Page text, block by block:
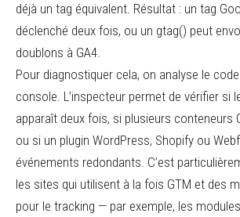
déjà un tag équivalent. Résultat : un tag
déclenché deux fois, ou un gtag() peut
doublons à GA4.
Pour diagnostiquer cela, on analyse le
console. L’inspecteur permet de vérifier si
apparaît deux fois, si plusieurs conteneurs
ou si un plugin WordPress, Shopify ou
événements redondants. C’est
les sites qui utilisent à la fois GTM et des
pour le tracking — par exemple, les